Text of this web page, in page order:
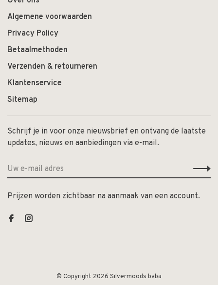
Algemene voorwaarden
Privacy Policy
Betaalmethoden
Verzenden & retourneren
Klantenservice
Sitemap
Schrijf je in voor onze nieuwsbrief en ontvang de laatste
updates, nieuws en aanbiedingen via e-mail.
Prijzen worden zichtbaar na aanmaak van een account.
© Copyright 2026 Silvermoods bvba